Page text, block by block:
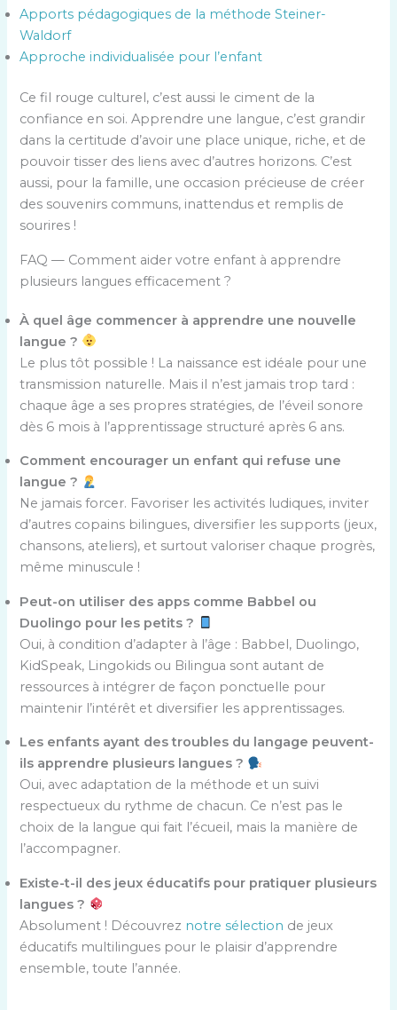
Apports pédagogiques de la méthode Steiner-
Waldorf
Approche individualisée pour l’enfant
Ce fil rouge culturel, c’est aussi le ciment de la
confiance en soi. Apprendre une langue, c’est grandir
dans la certitude d’avoir une place unique, riche, et de
pouvoir tisser des liens avec d’autres horizons. C’est
aussi, pour la famille, une occasion précieuse de créer
des souvenirs communs, inattendus et remplis de
sourires !
FAQ — Comment aider votre enfant à apprendre
plusieurs langues efficacement ?
À quel âge commencer à apprendre une nouvelle
langue ?
Le plus tôt possible ! La naissance est idéale pour une
transmission naturelle. Mais il n’est jamais trop tard :
chaque âge a ses propres stratégies, de l’éveil sonore
dès 6 mois à l’apprentissage structuré après 6 ans.
Comment encourager un enfant qui refuse une
langue ?
Ne jamais forcer. Favoriser les activités ludiques, inviter
d’autres copains bilingues, diversifier les supports (jeux,
chansons, ateliers), et surtout valoriser chaque progrès,
même minuscule !
Peut-on utiliser des apps comme Babbel ou
Duolingo pour les petits ?
Oui, à condition d’adapter à l’âge : Babbel, Duolingo,
KidSpeak, Lingokids ou Bilingua sont autant de
ressources à intégrer de façon ponctuelle pour
maintenir l’intérêt et diversifier les apprentissages.
Les enfants ayant des troubles du langage peuvent-
ils apprendre plusieurs langues ?
Oui, avec adaptation de la méthode et un suivi
respectueux du rythme de chacun. Ce n’est pas le
choix de la langue qui fait l’écueil, mais la manière de
l’accompagner.
Existe-t-il des jeux éducatifs pour pratiquer plusieurs
langues ?
Absolument ! Découvrez notre sélection de jeux
éducatifs multilingues pour le plaisir d’apprendre
ensemble, toute l’année.